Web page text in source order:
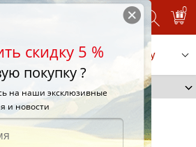
0
Заказать услугу
Blizzak DM-V3 275/45 R20 110T
скидку 5 %
покупку ?
на наши эксклюзивные
и новости